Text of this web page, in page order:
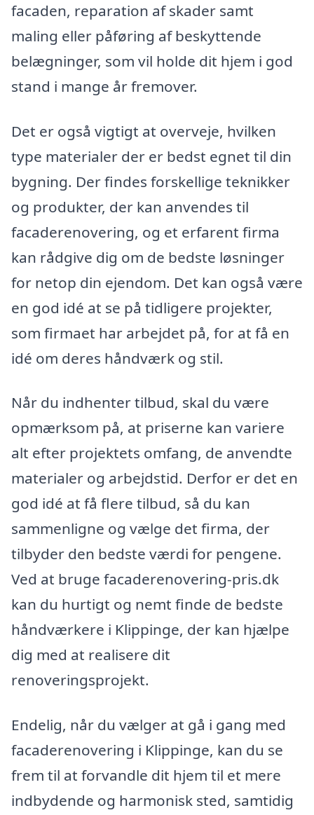
facaden, reparation af skader samt
maling eller påføring af beskyttende
belægninger, som vil holde dit hjem i god
stand i mange år fremover.
Det er også vigtigt at overveje, hvilken
type materialer der er bedst egnet til din
bygning. Der findes forskellige teknikker
og produkter, der kan anvendes til
facaderenovering, og et erfarent firma
kan rådgive dig om de bedste løsninger
for netop din ejendom. Det kan også være
en god idé at se på tidligere projekter,
som firmaet har arbejdet på, for at få en
idé om deres håndværk og stil.
Når du indhenter tilbud, skal du være
opmærksom på, at priserne kan variere
alt efter projektets omfang, de anvendte
materialer og arbejdstid. Derfor er det en
god idé at få flere tilbud, så du kan
sammenligne og vælge det firma, der
tilbyder den bedste værdi for pengene.
Ved at bruge facaderenovering-pris.dk
kan du hurtigt og nemt finde de bedste
håndværkere i Klippinge, der kan hjælpe
dig med at realisere dit
renoveringsprojekt.
Endelig, når du vælger at gå i gang med
facaderenovering i Klippinge, kan du se
frem til at forvandle dit hjem til et mere
indbydende og harmonisk sted, samtidig